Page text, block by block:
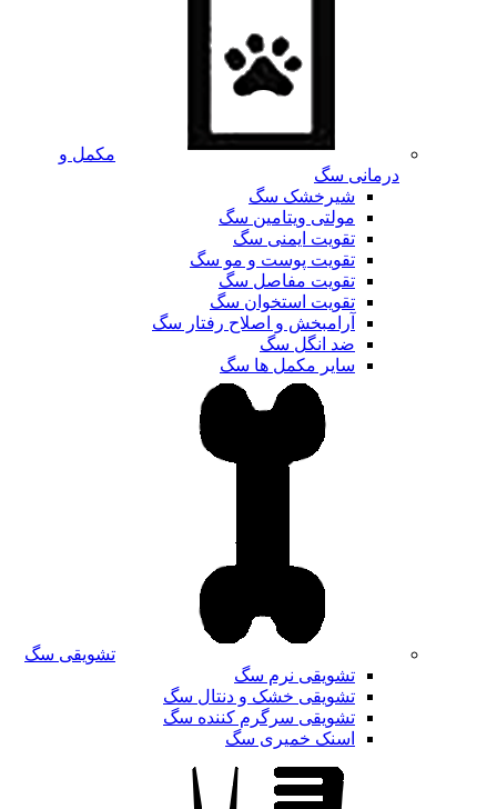
مکمل و
درمانی سگ
شیرخشک سگ
مولتی ویتامین سگ
تقویت ایمنی سگ
تقویت پوست و مو سگ
تقویت مفاصل سگ
تقویت استخوان سگ
آرامبخش و اصلاح رفتار سگ
ضد انگل سگ
سایر مکمل ها سگ
تشویقی سگ
تشویقی نرم سگ
تشویقی خشک و دنتال سگ
تشویقی سرگرم کننده سگ
اسنک خمیری سگ